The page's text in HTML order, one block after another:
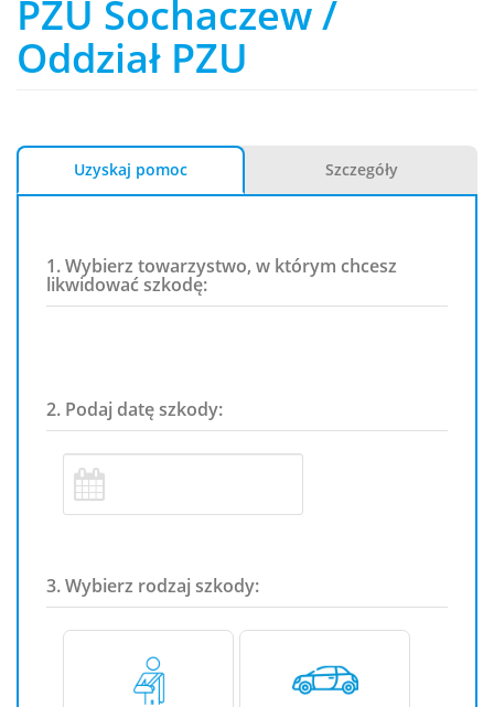
PZU Sochaczew /
Oddział PZU
Uzyskaj pomoc Szczegóły
1. Wybierz towarzystwo, w którym chcesz
likwidować szkodę:
2. Podaj datę szkody:
3. Wybierz rodzaj szkody: